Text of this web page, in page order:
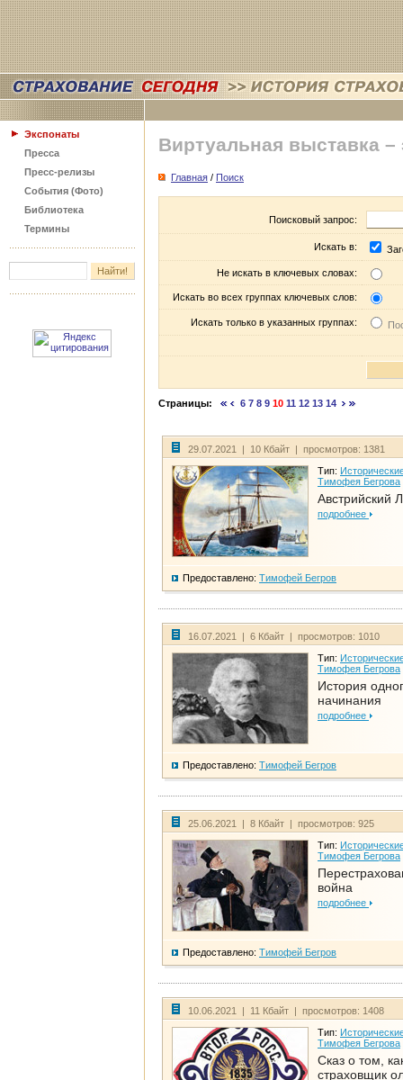
Экспонаты
Пресса
Пресс-релизы
События (Фото)
Библиотека
Термины
Виртуальная выставка –
Главная / Поиск
Поисковый запрос:
Искать в:
Не искать в ключевых словах:
Искать во всех группах ключевых слов:
Искать только в указанных группах:
Страницы: 6 7 8 9 10 11 12 13 14
29.07.2021 | 10 Кбайт | просмотров: 1381
Тип:
Тимофея Бегрова
Австрийский
подробнее
Предоставлено: Тимофей Бегров
16.07.2021 | 6 Кбайт | просмотров: 1010
Тип:
Тимофея Бегрова
История
начинания
подробнее
Предоставлено: Тимофей Бегров
25.06.2021 | 8 Кбайт | просмотров: 925
Тип:
Тимофея Бегрова
война
подробнее
Предоставлено: Тимофей Бегров
10.06.2021 | 11 Кбайт | просмотров: 1408
Тип:
Тимофея Бегрова
Сказ о том,
страховщик